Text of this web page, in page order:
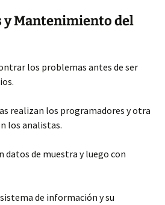
y Mantenimiento del
los problemas antes de ser
realizan los programadores y otra
los analistas.
datos de muestra y luego con
de información y su